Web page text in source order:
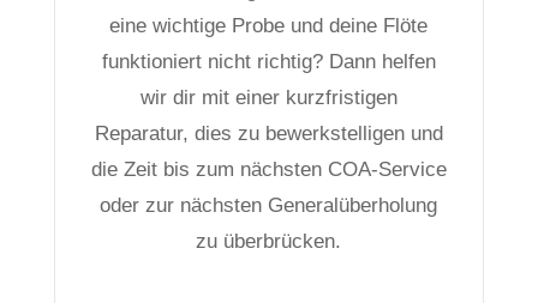
eine wichtige Probe und deine Flöte
funktioniert nicht richtig? Dann helfen
wir dir mit einer kurzfristigen
Reparatur, dies zu bewerkstelligen und
die Zeit bis zum nächsten COA-Service
oder zur nächsten Generalüberholung
zu überbrücken.